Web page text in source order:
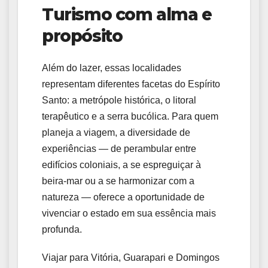
Turismo com alma e
propósito
Além do lazer, essas localidades
representam diferentes facetas do Espírito
Santo: a metrópole histórica, o litoral
terapêutico e a serra bucólica. Para quem
planeja a viagem, a diversidade de
experiências — de perambular entre
edifícios coloniais, a se espreguiçar à
beira-mar ou a se harmonizar com a
natureza — oferece a oportunidade de
vivenciar o estado em sua essência mais
profunda.
Viajar para Vitória, Guarapari e Domingos